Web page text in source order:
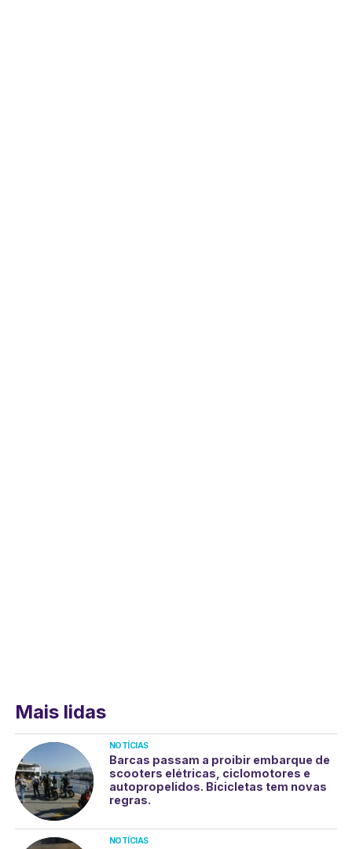
Mais lidas
NOTÍCIAS
Barcas passam a proibir embarque de
scooters elétricas, ciclomotores e
autopropelidos. Bicicletas tem novas
regras.
NOTÍCIAS